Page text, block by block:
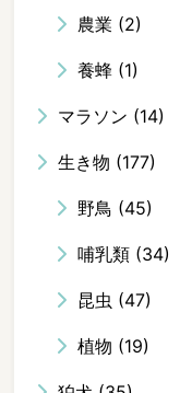
農業 (2)
養蜂 (1)
マラソン (14)
生き物 (177)
野鳥 (45)
哺乳類 (34)
昆虫 (47)
植物 (19)